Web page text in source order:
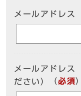
メールアドレス
メールアドレス
ださい）
（必須）